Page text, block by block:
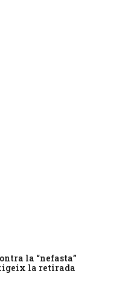
la “nefasta”
la retirada